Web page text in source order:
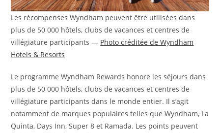
Les récompenses Wyndham peuvent être utilisées dans
plus de 50 000 hôtels, clubs de vacances et centres de
villégiature participants — Photo créditée de Wyndham
Hotels & Resorts
Le programme Wyndham Rewards honore les séjours dans
plus de 50 000 hôtels, clubs de vacances et centres de
villégiature participants dans le monde entier. Il s’agit
notamment de marques populaires telles que Wyndham, La
Quinta, Days Inn, Super 8 et Ramada. Les points peuvent